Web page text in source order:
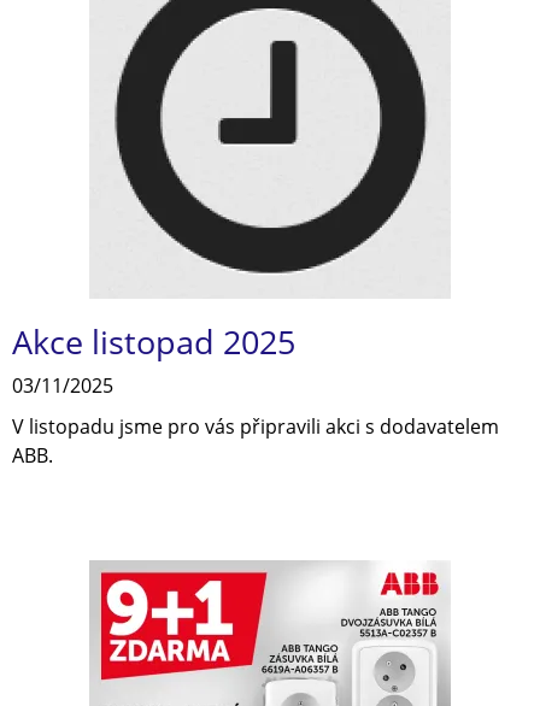
Akce listopad 2025
03/11/2025
V listopadu jsme pro vás připravili akci s dodavatelem
ABB.